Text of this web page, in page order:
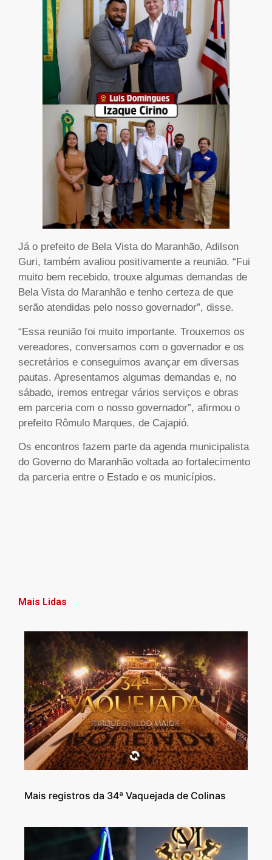
Já o prefeito de Bela Vista do Maranhão, Adilson
Guri, também avaliou positivamente a reunião. “Fui
muito bem recebido, trouxe algumas demandas de
Bela Vista do Maranhão e tenho certeza de que
serão atendidas pelo nosso governador”, disse.
“Essa reunião foi muito importante. Trouxemos os
vereadores, conversamos com o governador e os
secretários e conseguimos avançar em diversas
pautas. Apresentamos algumas demandas e, no
sábado, iremos entregar vários serviços e obras
em parceria com o nosso governador”, afirmou o
prefeito Rômulo Marques, de Cajapió.
Os encontros fazem parte da agenda municipalista
do Governo do Maranhão voltada ao fortalecimento
da parceria entre o Estado e os municípios.
Mais Lidas
Mais registros da 34ª Vaquejada de Colinas